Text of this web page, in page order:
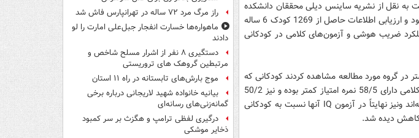
به نقل از نشریه ساینس دیلی محققان دانشکده
پرستاری دانشگاه پنسیلوانیا با انجام مطالعات خود و ارزیابی اطلاعات حاصل از 1269 کودک 6 ساله
ضریب هوشی و آزمون‌های کلامی در کودکانی
در گروه مورد مطالعه مشاهده کردند کودکانی که
به طور منظم صبحانه نمی‌خورند در آزمون‌های کلامی دارای 58/5 نمره امتیاز کمتر بوده و نیز 50/2
نمره امتیاز کمتری در آزمون‌های عملکردی داشته‌اند ونیز نهایتاً در آزمون IQ آنها نسبت به کودکانی
راز مرگ مرد ۷۲ ساله در تهرانپارس فاش شد
ماهواره‌ها خسارت انفجار جبل‌علی امارت را لو
دادند
دستگیری ۸ نفر از اشرار مسلح شاخص و
مرتبطین گروهک های تروریستی
موج بارش‌های تابستانه در راه ۱۱ استان
بیانیه خانواده شهید لاریجانی درباره برخی
گمانه‌زنی‌های رسانه‌ای
درگیری لفظی ترامپ و هگزث بر سر کمبود
ذخایر موشکی